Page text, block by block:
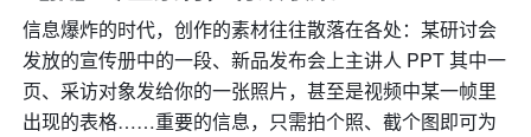
信息爆炸的时代，创作的素材往往散落在各处：某研讨会
发放的宣传册中的一段、新品发布会上主讲人 PPT 其中一
页、采访对象发给你的一张照片，甚至是视频中某一帧里
出现的表格……重要的信息，只需拍个照、截个图即可为